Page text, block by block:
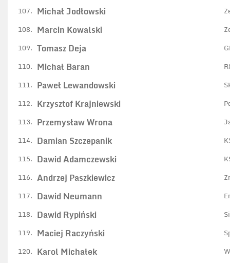
107. Michał Jodłowski
108. Marcin Kowalski
109. Tomasz Deja
110. Michał Baran
111. Paweł Lewandowski
112. Krzysztof Krajniewski
113. Przemysław Wrona
114. Damian Szczepanik
115. Dawid Adamczewski
116. Andrzej Paszkiewicz
117. Dawid Neumann
118. Dawid Rypiński
119. Maciej Raczyński
120. Karol Michałek